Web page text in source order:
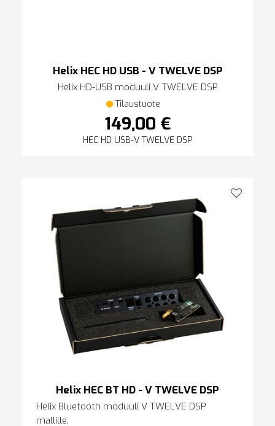
Helix HEC HD USB - V TWELVE DSP
Helix HD-USB moduuli V TWELVE DSP
Tilaustuote
149,00 €
HEC HD USB-V TWELVE DSP
Helix HEC BT HD - V TWELVE DSP
Helix Bluetooth moduuli V TWELVE DSP
mallille.